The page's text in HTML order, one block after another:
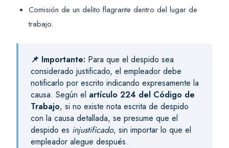
Comisión de un delito flagrante dentro del lugar de
trabajo.
📌 Importante: Para que el despido sea
considerado justificado, el empleador debe
notificarlo por escrito indicando expresamente la
causa. Según el artículo 224 del Código de
Trabajo, si no existe nota escrita de despido
con la causa detallada, se presume que el
despido es injustificado, sin importar lo que el
empleador alegue después.